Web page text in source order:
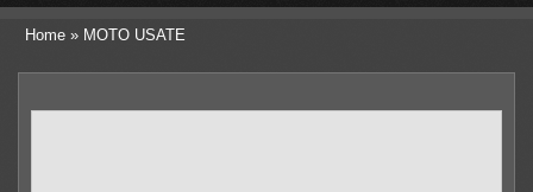
Home » MOTO USATE